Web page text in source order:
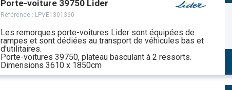
Porte-voiture 39750 Lider
Référence : LPVE1301360
Les remorques porte-voitures Lider sont équipées de
rampes et sont dédiées au transport de véhicules bas et
d'utilitaires.
Porte-voitures 39750, plateau basculant à 2 ressorts.
Dimensions 3610 x 1850cm